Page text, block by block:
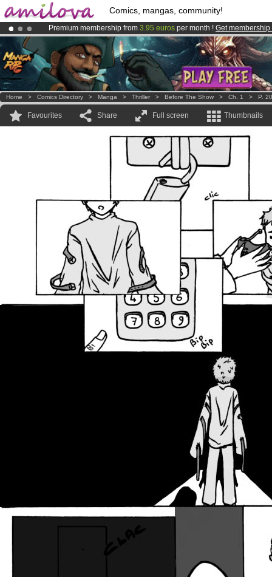
Comics, mangas, community!
Premium membership from 3.95 euros per month ! Get membership
AmilovaKickstarter is now LIVE!.
Already 100000 membersand 1000 comics & mangas!.
Home > Comics Directory > Manga > Thriller > Before The Show > Ch. 1 > P. 20
Favourites Share Full screen Thumbnails